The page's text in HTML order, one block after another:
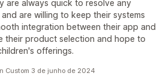
are always quick to resolve any
are willing to keep their systems
integration between their app and
their product selection and hope to
offerings.
Custom 3 de junho de 2024